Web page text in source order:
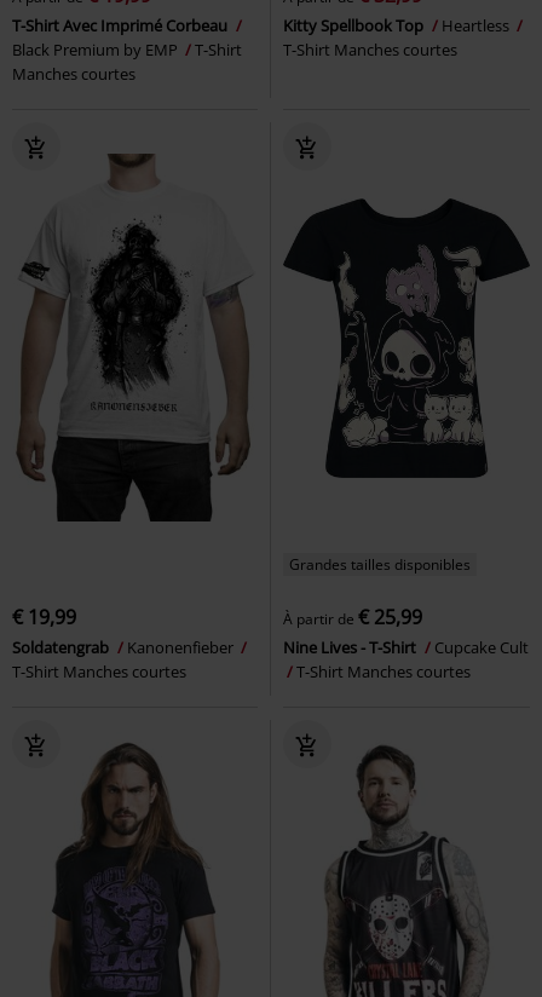
T-Shirt Avec Imprimé Corbeau
Black Premium by EMP
T-Shirt
Manches courtes
Kitty Spellbook Top
Heartless
T-Shirt Manches courtes
€ 19,99
Soldatengrab
Kanonenfieber
T-Shirt Manches courtes
Grandes tailles disponibles
À partir de € 25,99
Nine Lives - T-Shirt
Cupcake Cult
T-Shirt Manches courtes